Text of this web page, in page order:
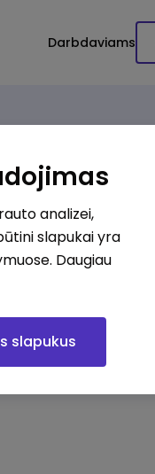
Darbdaviams
analizei,
slapukai yra
Daugiau
slapukus